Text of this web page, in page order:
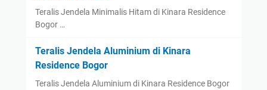
Teralis Jendela Minimalis Hitam di Kinara Residence
Bogor …
Teralis Jendela Aluminium di Kinara
Residence Bogor
Teralis Jendela Aluminium di Kinara Residence Bogor